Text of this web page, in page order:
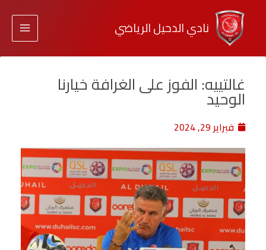
نادي الدحيل الرياضي
غالتييه: الفوز على الغرافة خيارنا
الوحيد
فبراير 29, 2024